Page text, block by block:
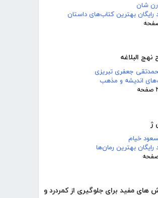
شان
رایگان بهترین کتاب‌های داستان
البلاغه
جعفری تبریزی
اندیشه و مذهب
ژ
خیام
رایگان بهترین رمان‌ها
های مفید برای جلوگیری از کمردرد و